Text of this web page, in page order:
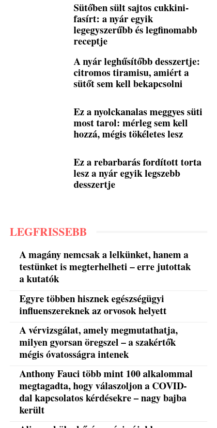
Sütőben sült sajtos cukkini-
fasírt: a nyár egyik
legegyszerűbb és legfinomabb
receptje
A nyár leghűsítőbb desszertje:
citromos tiramisu, amiért a
sütőt sem kell bekapcsolni
Ez a nyolckanalas meggyes süti
most tarol: mérleg sem kell
hozzá, mégis tökéletes lesz
Ez a rebarbarás fordított torta
lesz a nyár egyik legszebb
desszertje
LEGFRISSEBB
A magány nemcsak a lelkünket, hanem a
testünket is megterhelheti – erre jutottak
a kutatók
Egyre többen hisznek egészségügyi
influenszereknek az orvosok helyett
A vérvizsgálat, amely megmutathatja,
milyen gyorsan öregszel – a szakértők
mégis óvatosságra intenek
Anthony Fauci több mint 100 alkalommal
megtagadta, hogy válaszoljon a COVID-
dal kapcsolatos kérdésekre – nagy bajba
került